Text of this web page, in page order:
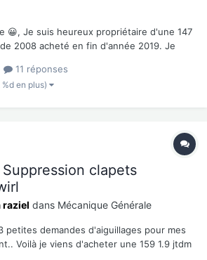
😀, Je suis heureux propriétaire d'une 147
2008 acheté en fin d'année 2019. Je
modification( sauf logo Alfa en rouge
11 réponses
%d en plus)
clapets
raziel dans Mécanique Générale
petites demandes d'aiguillages pour mes
Voilà je viens d'acheter une 159 1.9 jtdm